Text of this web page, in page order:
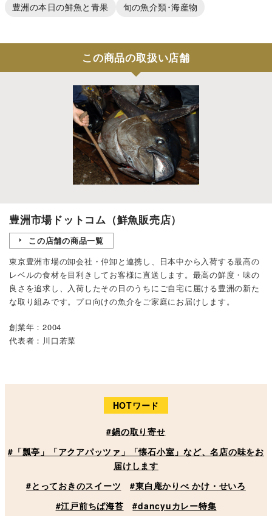
豊洲の本日の鮮魚と青果 旬の魚介類･海産物
この商品の取扱い店舗
豊洲市場ドットコム（鮮魚販売店）
この店舗の商品一覧
東京豊洲市場の卸会社・仲卸と連携し、日本中から入荷する最高の
レベルの食材を目利きしてお客様に直送します。最高の鮮度・味の
良さを追求し、入荷したその日のうちにご自宅に届ける豊洲の新た
な取り組みです。プロ向けの魚介をご家庭にお届けします。
創業年：2004
代表者：川口若菜
HOTワード
#鍋の取り寄せ
#「瓢亭」「アクアパッツァ」「懐石小室」など、名店の味をお
届けします
#とっておきのスイーツ
#東白庵かりべ かけ・せいろ
#江戸前ちば海苔
#dancyuカレー特集